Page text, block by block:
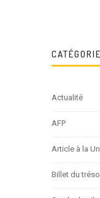
Actualité
AFP
Article à la
Billet du